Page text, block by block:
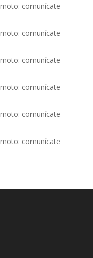
comunícate
comunícate
comunícate
comunícate
comunícate
comunícate